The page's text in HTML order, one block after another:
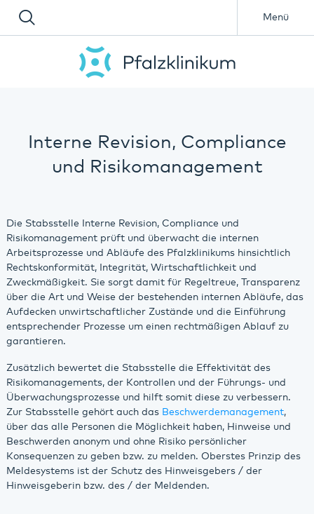
Menü
Interne Revision, Compliance
und Risikomanagement
Die Stabsstelle Interne Revision, Compliance und
Risikomanagement prüft und überwacht die internen
Arbeitsprozesse und Abläufe des Pfalzklinikums hinsichtlich
Rechtskonformität, Integrität, Wirtschaftlichkeit und
Zweckmäßigkeit. Sie sorgt damit für Regeltreue, Transparenz
über die Art und Weise der bestehenden internen Abläufe, das
Aufdecken unwirtschaftlicher Zustände und die Einführung
entsprechender Prozesse um einen rechtmäßigen Ablauf zu
garantieren.
Zusätzlich bewertet die Stabsstelle die Effektivität des
Risikomanagements, der Kontrollen und der Führungs- und
Überwachungsprozesse und hilft somit diese zu verbessern.
Zur Stabsstelle gehört auch das Beschwerdemanagement,
über das alle Personen die Möglichkeit haben, Hinweise und
Beschwerden anonym und ohne Risiko persönlicher
Konsequenzen zu geben bzw. zu melden. Oberstes Prinzip des
Meldesystems ist der Schutz des Hinweisgebers / der
Hinweisgeberin bzw. des / der Meldenden.